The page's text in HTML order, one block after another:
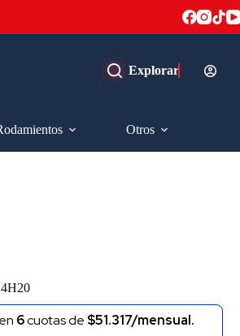
Otros
6cuotas de $51.317/mensual.